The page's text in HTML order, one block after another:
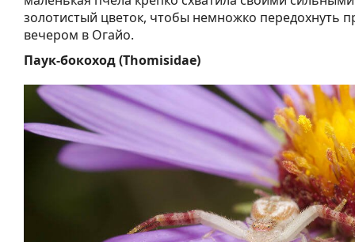
золотистый цветок, чтобы немножко передохнуть
вечером в Огайо.
Паук-бокоход (Thomisidae)